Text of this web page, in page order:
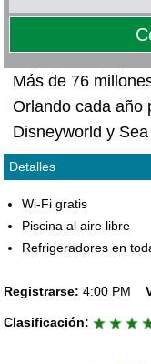
Más de 76
Orlando cada año
Disneyworld y
Detalles
Wi-Fi gratis
Piscina al aire libre
Refrigeradores en
Registrarse: 4:00 PM
Clasificación: